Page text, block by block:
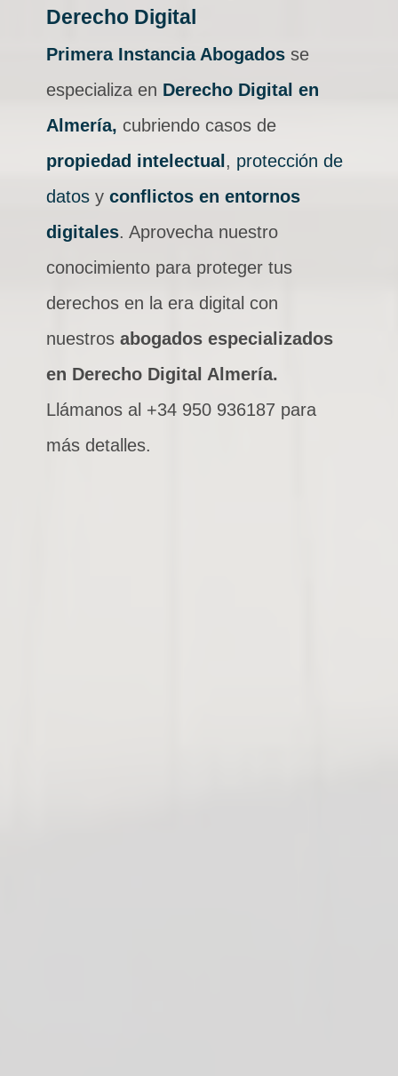
Derecho Digital
Primera Instancia Abogadosse
especializa en Derecho Digital en
Almería, cubriendo casos de
propiedad intelectual, protección de
datosy conflictos en entornos
digitales. Aprovecha nuestro
conocimiento para proteger tus
derechos en la era digital con
nuestros abogados especializados
en Derecho Digital Almería.
Llámanos al +34 950 936187 para
más detalles.